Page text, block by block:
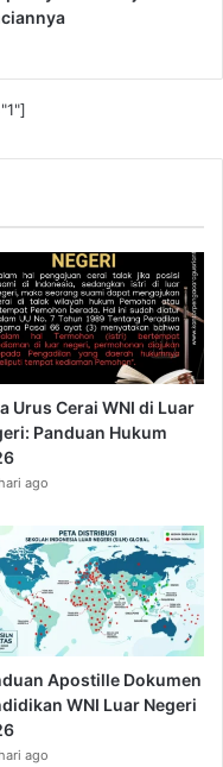
Urus Cerai WNI di Luar
Panduan Hukum
ago
Apostille Dokumen
WNI Luar Negeri
ago